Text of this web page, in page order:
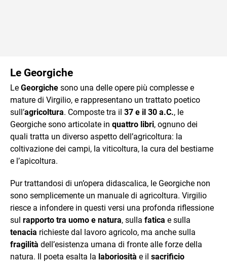
Le Georgiche
Le Georgiche sono una delle opere più complesse e
mature di Virgilio, e rappresentano un trattato poetico
sull’agricoltura. Composte tra il 37 e il 30 a.C., le
Georgiche sono articolate in quattro libri, ognuno dei
quali tratta un diverso aspetto dell’agricoltura: la
coltivazione dei campi, la viticoltura, la cura del bestiame
e l’apicoltura.
Pur trattandosi di un’opera didascalica, le Georgiche non
sono semplicemente un manuale di agricoltura. Virgilio
riesce a infondere in questi versi una profonda riflessione
sul rapporto tra uomo e natura, sulla fatica e sulla
tenacia richieste dal lavoro agricolo, ma anche sulla
fragilità dell’esistenza umana di fronte alle forze della
natura. Il poeta esalta la laboriosità e il sacrificio